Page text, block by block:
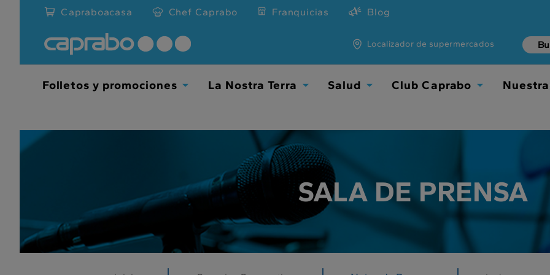
label.access.jump.content???
Capraboacasa Chef Caprabo Franquicias Blog
Localizador de supermercados
Folletos y promociones La Nostra Terra Salud Club Caprabo
SALA DE PRENSA